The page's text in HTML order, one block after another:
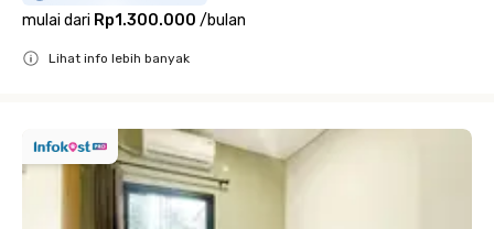
mulai dari Rp1.300.000 /bulan
Lihat info lebih banyak